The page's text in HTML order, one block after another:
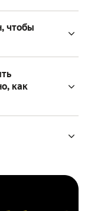
чтобы
как